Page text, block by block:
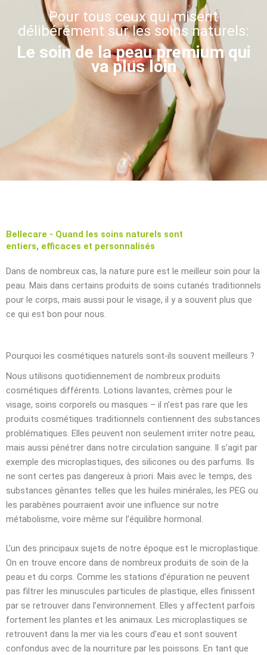
Pour tous ceux qui misent
délibérément sur les soins naturels:
Le soin de la peau premium qui
va plus loin
Bellecare - Quand les soins naturels sont
entiers, efficaces et personnalisés
Dans de nombreux cas, la nature pure est le meilleur soin pour la
peau. Mais dans certains produits de soins cutanés traditionnels
pour le corps, mais aussi pour le visage, il y a souvent plus que
ce qui est bon pour nous.
Pourquoi les cosmétiques naturels sont-ils souvent meilleurs ?
Nous utilisons quotidiennement de nombreux produits
cosmétiques différents. Lotions lavantes, crèmes pour le
visage, soins corporels ou masques – il n’est pas rare que les
produits cosmétiques traditionnels contiennent des substances
problématiques. Elles peuvent non seulement irriter notre peau,
mais aussi pénétrer dans notre circulation sanguine. Il s’agit par
exemple des microplastiques, des silicones ou des parfums. Ils
ne sont certes pas dangereux à priori. Mais avec le temps, des
substances gênantes telles que les huiles minérales, les PEG ou
les parabènes pourraient avoir une influence sur notre
métabolisme, voire même sur l’équilibre hormonal.
L’un des principaux sujets de notre époque est le microplastique.
On en trouve encore dans de nombreux produits de soin de la
peau et du corps. Comme les stations d’épuration ne peuvent
pas filtrer les minuscules particules de plastique, elles finissent
par se retrouver dans l’environnement. Elles y affectent parfois
fortement les plantes et les animaux. Les microplastiques se
retrouvent dans la mer via les cours d’eau et sont souvent
confondus avec de la nourriture par les poissons. En tant que